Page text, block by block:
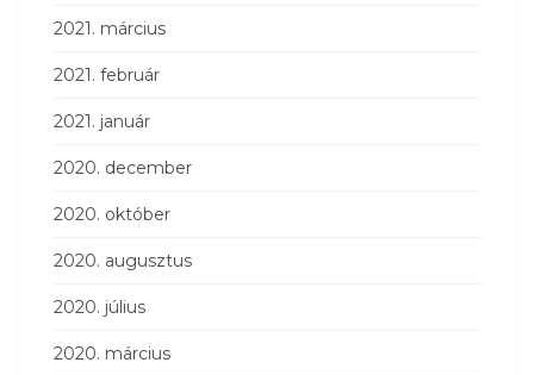
2021. március
2021. február
2021. január
2020. december
2020. október
2020. augusztus
2020. július
2020. március